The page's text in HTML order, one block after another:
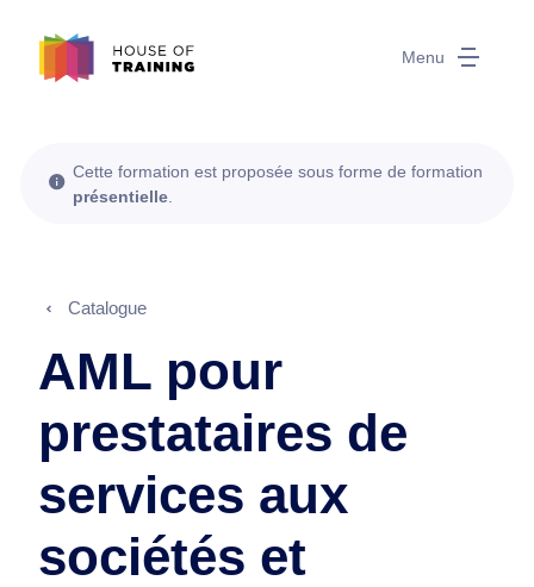
Menu
Cette formation est proposée sous forme de formation
présentielle
Catalogue
AML pour
prestataires de
services aux
sociétés et